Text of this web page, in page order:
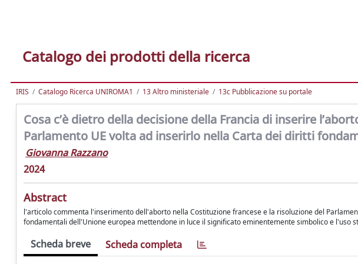
Catalogo dei prodotti della ricerca
IRIS Catalogo Ricerca UNIROMA1 13 Altro ministeriale 13c Pubblicazione su portale
Cosa c’è dietro della decisione della Francia di inserire
Parlamento UE volta ad inserirlo nella Carta dei diritti
Giovanna Razzano
2024
Abstract
l'articolo commenta l'inserimento dell'aborto nella Costituzione francese e la risoluzione del
fondamentali dell'Unione europea mettendone in luce il significato eminentemente simbolico e l'uso
Scheda breve Scheda completa